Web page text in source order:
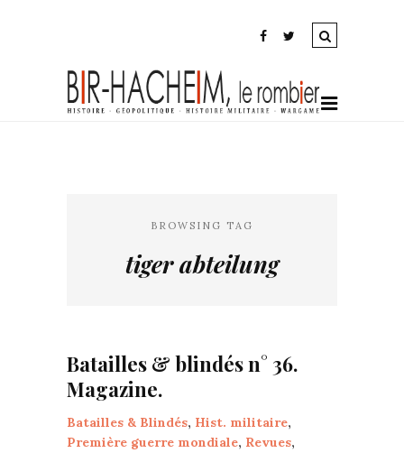
BROWSING TAG
tiger abteilung
Batailles & blindés n° 36.
Magazine.
Batailles & Blindés, Hist. militaire,
Première guerre mondiale, Revues,